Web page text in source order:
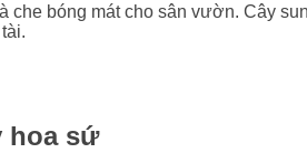
bóng mát cho sân vườn. Cây
hoa sứ